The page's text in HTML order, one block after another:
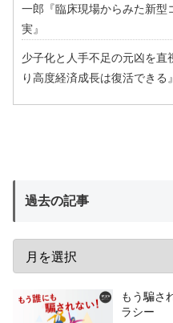
一郎『臨床現場からみた新型
実』
少子化と人手不足の元凶を直
り高度経済成長は復活できる』
過去の記事
もう騙さ
ラシー